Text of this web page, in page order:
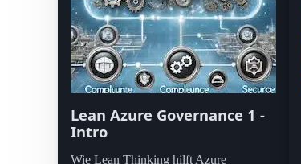
Lean Azure Governance 1 -
Intro
Wie Lean Thinking hilft Azure